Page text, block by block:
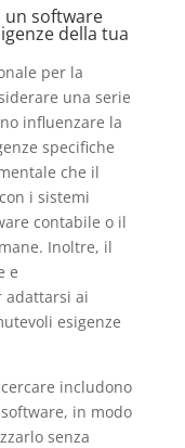
un software
della tua
per la
una serie
influenzare la
specifiche
che il
i sistemi
contabile o il
Inoltre, il
e
adattarsi ai
esigenze
includono
in modo
senza